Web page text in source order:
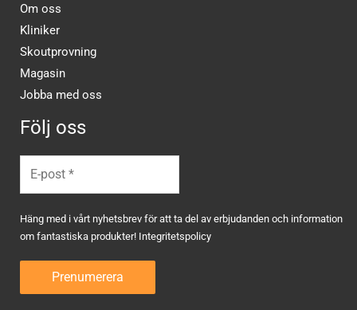
Om oss
Kliniker
Skoutprovning
Magasin
Jobba med oss
Följ oss
Häng med i vårt nyhetsbrev för att ta del av erbjudanden och information
om fantastiska produkter! Integritetspolicy